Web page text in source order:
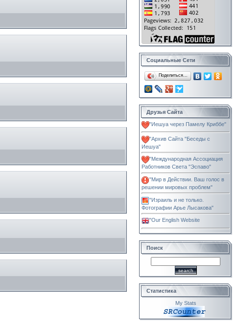
Социальные Сети
Поделиться…
Друзья Сайта
"Иешуа через Памелу Криббе"
"Архив Сайта "Беседы с
Иешуа"
"Международная Ассоциация
Работников Света "Эспаво"
"Мир в Действии. Ваш голос в
решении мировых проблем"
"Израиль и не только.
Фотографии Арье Лысакова"
"Our English Website
Поиск
Статистика
My Stats